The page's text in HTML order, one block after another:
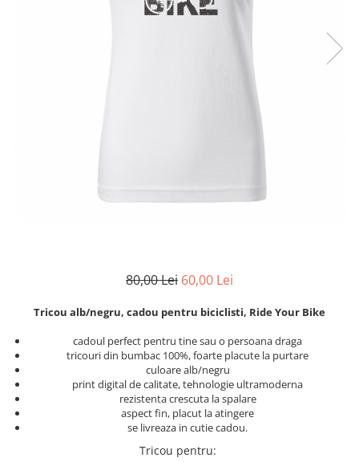
Tricou personalizat cu imaginea
Tricouri gameri
Tricouri music is life
Tricouri sporturi de iarna
Tricouri snowboard
80,00 Lei 60,00 Lei
Tricou alb/negru, cadou pentru biciclisti, Ride Your Bike
cadoul perfect pentru tine sau o persoana draga
tricouri din bumbac 100%, foarte placute la purtare
culoare alb/negru
print digital de calitate, tehnologie ultramoderna
rezistenta crescuta la spalare
aspect fin, placut la atingere
se livreaza in cutie cadou.
Tricou pentru: